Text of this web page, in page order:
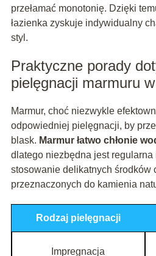
przełamać monotonię. Dzięki
łazienka zyskuje indywidualny
styl.
Praktyczne porady
pielęgnacji marmuru w
Marmur, choć niezwykle
odpowiedniej pielęgnacji, by
blask. Marmur łatwo chłonie
dlatego niezbędna jest
stosowanie delikatnych środków
przeznaczonych do kamienia
Rodzaj pielęgnacji
Impregnacja